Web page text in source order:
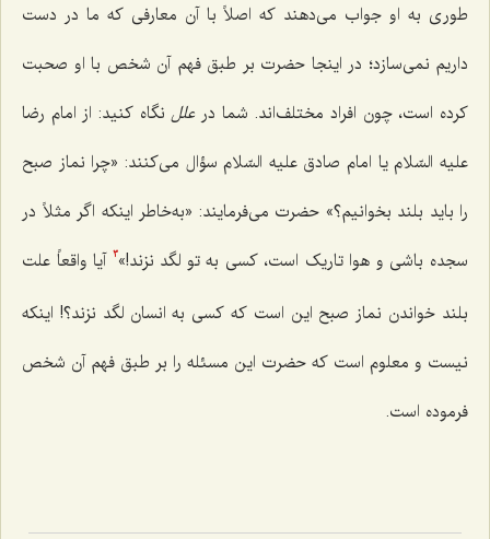
طوری به او جواب می‌دهند که اصلاً با آن معارفی که ما در دست
داریم نمی‌سازد؛ در اینجا حضرت بر طبق فهم آن شخص با او صحبت
کرده است، چون افراد مختلف‌اند. شما در عللنگاه کنید: از امام رضا
علیه السّلام یا امام صادق علیه السّلام سؤال می‌کنند: «چرا نماز صبح
را باید بلند بخوانیم؟» حضرت می‌فرمایند: «به‌خاطر اینکه اگر مثلاً در
سجده باشی و هوا تاریک است، کسی به تو لگد نزند!»3 آیا واقعاً علت
بلند خواندن نماز صبح این است که کسی به انسان لگد نزند؟! اینکه
نیست و معلوم است که حضرت این مسئله را بر طبق فهم آن شخص
فرموده است.